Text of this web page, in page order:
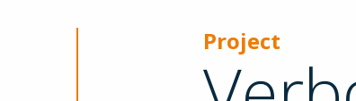
Project